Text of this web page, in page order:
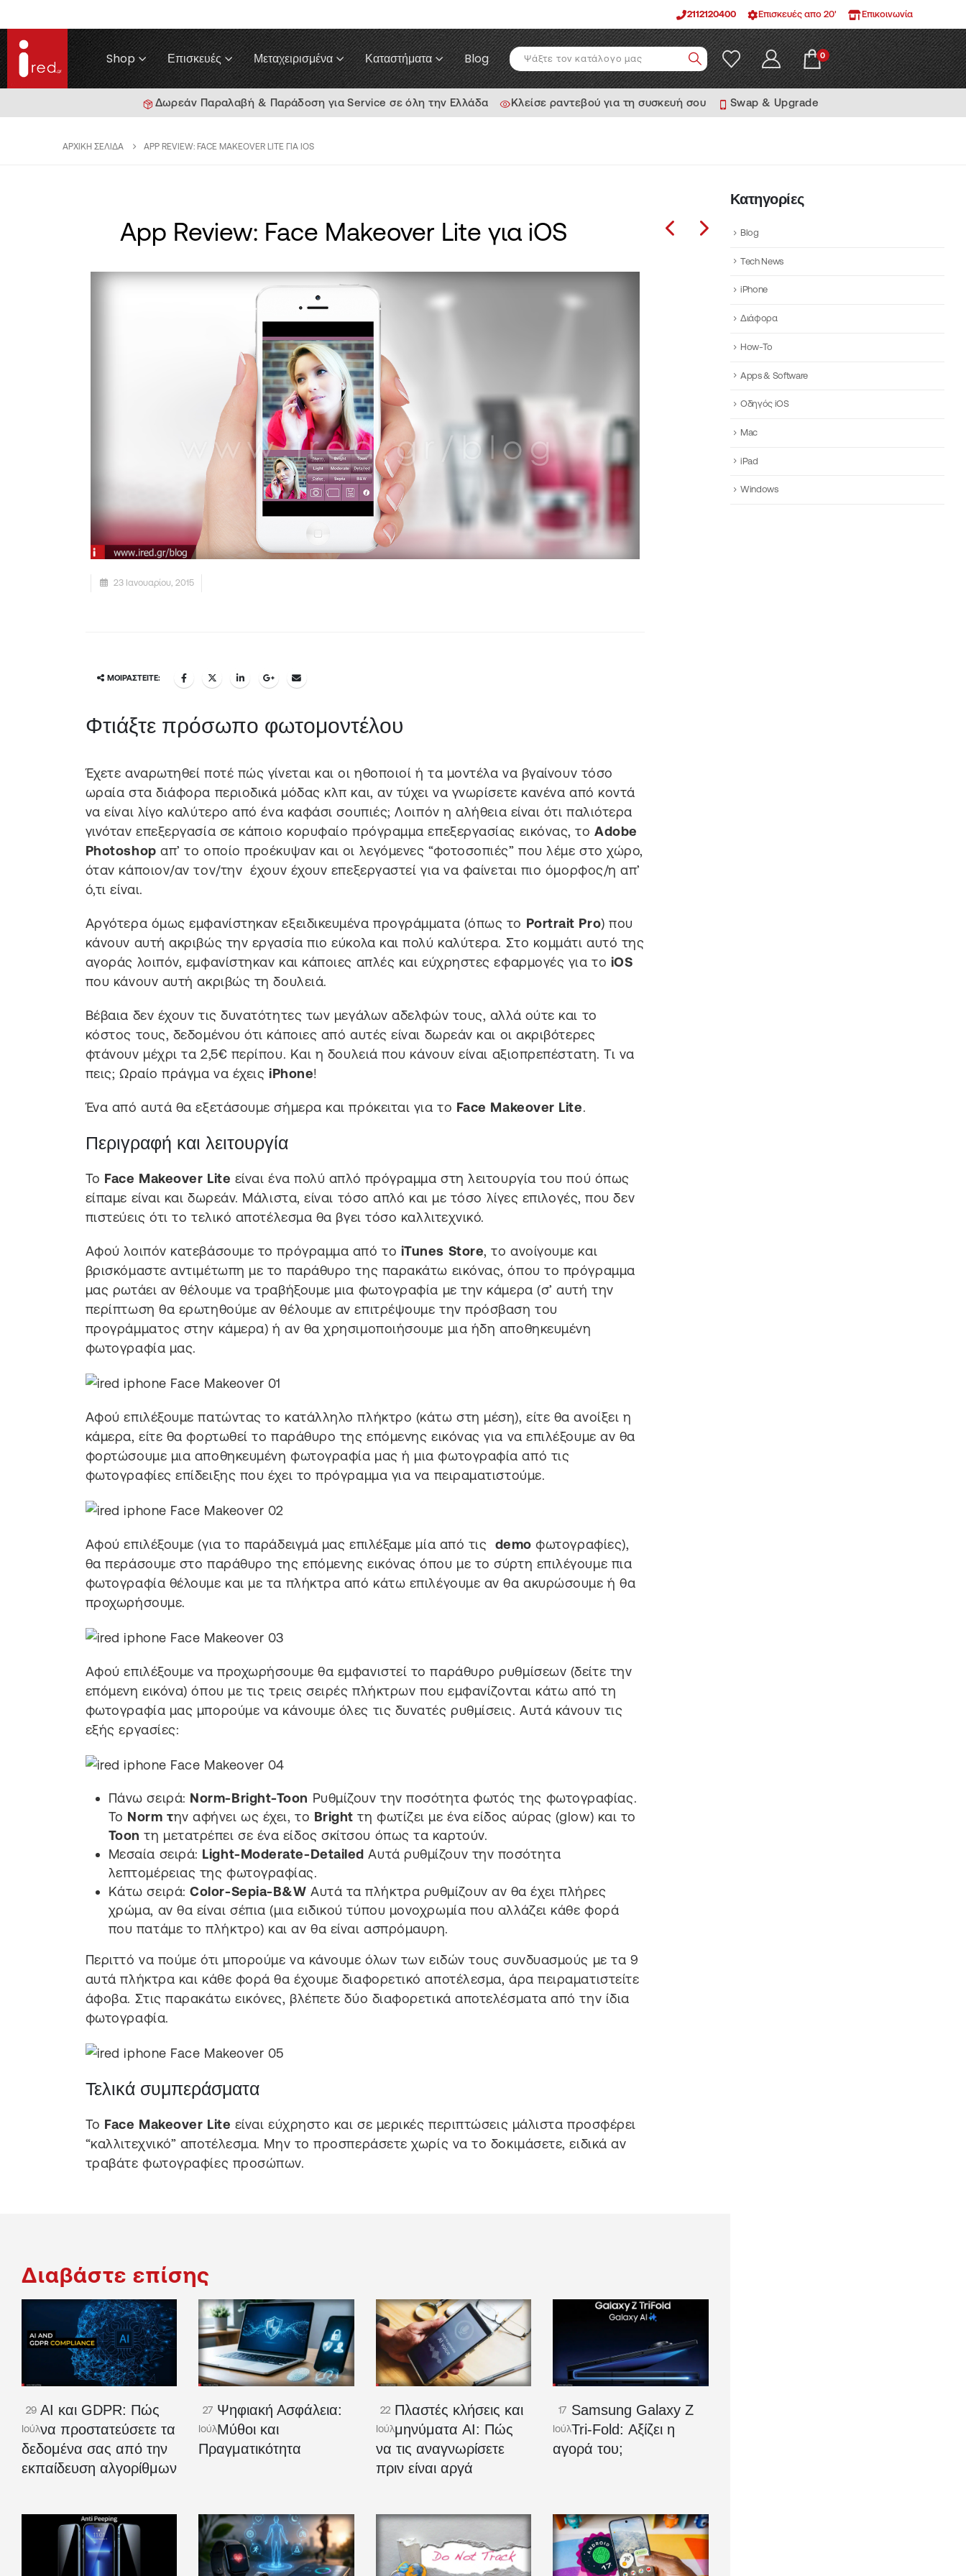
2112120400 Επισκευές απο 20' Επικοινωνία
Shop Επισκευές Μεταχειρισμένα Καταστήματα Blog 0
Δωρεάν Παραλαβή & Παράδοση για Service σε όλη την Ελλάδα Κλείσε ραντεβού για τη συσκευή σου Swap & Upgrade
ΑΡΧΙΚΉ ΣΕΛΊΔΑ APP REVIEW: FACE MAKEOVER LITE ΓΙΑ IOS
App Review: Face Makeover Lite για iOS
23 Ιανουαρίου, 2015
ΜΟΙΡΑΣΤΕΊΤΕ:
Φτιάξτε πρόσωπο φωτομοντέλου
Έχετε αναρωτηθεί ποτέ πώς γίνεται και οι ηθοποιοί ή τα μοντέλα να βγαίνουν τόσο
ωραία στα διάφορα περιοδικά μόδας κλπ και, αν τύχει να γνωρίσετε κανένα από κοντά
να είναι λίγο καλύτερο από ένα καφάσι σουπιές; Λοιπόν η αλήθεια είναι ότι παλιότερα
γινόταν επεξεργασία σε κάποιο κορυφαίο πρόγραμμα επεξεργασίας εικόνας, τοAdobe
Photoshop απ’ το οποίο προέκυψαν και οι λεγόμενες “φοτοσοπιές” που λέμε στο χώρο,
όταν κάποιον/αν τον/την έχουν έχουν επεξεργαστεί για να φαίνεται πιο όμορφος/η απ’
ό,τι είναι.
Αργότερα όμως εμφανίστηκαν εξειδικευμένα προγράμματα (όπως το Portrait Pro) που
κάνουν αυτή ακριβώς την εργασία πιο εύκολα και πολύ καλύτερα. Στο κομμάτι αυτό της
αγοράς λοιπόν, εμφανίστηκαν και κάποιες απλές και εύχρηστες εφαρμογές για το iOS
που κάνουν αυτή ακριβώς τη δουλειά.
Βέβαια δεν έχουν τις δυνατότητες των μεγάλων αδελφών τους, αλλά ούτε και το
κόστος τους, δεδομένου ότι κάποιες από αυτές είναι δωρεάν και οι ακριβότερες
φτάνουν μέχρι τα 2,5€ περίπου. Και η δουλειά που κάνουν είναι αξιοπρεπέστατη. Τι να
πεις; Ωραίο πράγμα να έχεις iPhone!
Ένα από αυτά θα εξετάσουμε σήμερα και πρόκειται για το Face Makeover Lite.
Περιγραφή και λειτουργία
Το Face Makeover Lite είναι ένα πολύ απλό πρόγραμμα στη λειτουργία του πού όπως
είπαμε είναι και δωρεάν. Μάλιστα, είναι τόσο απλό και με τόσο λίγες επιλογές, που δεν
πιστεύεις ότι το τελικό αποτέλεσμα θα βγει τόσο καλλιτεχνικό.
Αφού λοιπόν κατεβάσουμε το πρόγραμμα από το iTunes Store, το ανοίγουμε και
βρισκόμαστε αντιμέτωπη με το παράθυρο της παρακάτω εικόνας, όπου το πρόγραμμα
μας ρωτάει αν θέλουμε να τραβήξουμε μια φωτογραφία με την κάμερα (σ’ αυτή την
περίπτωση θα ερωτηθούμε αν θέλουμε αν επιτρέψουμε την πρόσβαση του
προγράμματος στην κάμερα) ή αν θα χρησιμοποιήσουμε μια ήδη αποθηκευμένη
φωτογραφία μας.
Αφού επιλέξουμε πατώντας το κατάλληλο πλήκτρο (κάτω στη μέση), είτε θα ανοίξει η
κάμερα, είτε θα φορτωθεί το παράθυρο της επόμενης εικόνας για να επιλέξουμε αν θα
φορτώσουμε μια αποθηκευμένη φωτογραφία μας ή μια φωτογραφία από τις
φωτογραφίες επίδειξης που έχει το πρόγραμμα για να πειραματιστούμε.
Αφού επιλέξουμε (για το παράδειγμά μας επιλέξαμε μία από τις demo φωτογραφίες),
θα περάσουμε στο παράθυρο της επόμενης εικόνας όπου με το σύρτη επιλέγουμε πια
φωτογραφία θέλουμε και με τα πλήκτρα από κάτω επιλέγουμε αν θα ακυρώσουμε ή θα
προχωρήσουμε.
Αφού επιλέξουμε να προχωρήσουμε θα εμφανιστεί το παράθυρο ρυθμίσεων (δείτε την
επόμενη εικόνα) όπου με τις τρεις σειρές πλήκτρων που εμφανίζονται κάτω από τη
φωτογραφία μας μπορούμε να κάνουμε όλες τις δυνατές ρυθμίσεις. Αυτά κάνουν τις
εξής εργασίες:
Πάνω σειρά: Norm-Bright-Toon Ρυθμίζουν την ποσότητα φωτός της φωτογραφίας.
Το Norm την αφήνει ως έχει, το Bright τη φωτίζει με ένα είδος αύρας (glow) και το
Toon τη μετατρέπει σε ένα είδος σκίτσου όπως τα καρτούν.
Μεσαία σειρά: Light-Moderate-Detailed Αυτά ρυθμίζουν την ποσότητα
λεπτομέρειας της φωτογραφίας.
Κάτω σειρά:Color-Sepia-B&W Αυτά τα πλήκτρα ρυθμίζουν αν θα έχει πλήρες
χρώμα, αν θα είναι σέπια (μια ειδικού τύπου μονοχρωμία που αλλάζει κάθε φορά
που πατάμε το πλήκτρο) και αν θα είναι ασπρόμαυρη.
Περιττό να πούμε ότι μπορούμε να κάνουμε όλων των ειδών τους συνδυασμούς με τα 9
αυτά πλήκτρα και κάθε φορά θα έχουμε διαφορετικό αποτέλεσμα, άρα πειραματιστείτε
άφοβα. Στις παρακάτω εικόνες, βλέπετε δύο διαφορετικά αποτελέσματα από την ίδια
φωτογραφία.
Τελικά συμπεράσματα
To Face Makeover Lite είναι εύχρηστο και σε μερικές περιπτώσεις μάλιστα προσφέρει
“καλλιτεχνικό” αποτέλεσμα. Μην το προσπεράσετε χωρίς να το δοκιμάσετε, ειδικά αν
τραβάτε φωτογραφίες προσώπων.
Διαβάστε επίσης
29
Ιούλ
AI και GDPR: Πώς
να προστατεύσετε τα
δεδομένα σας από την
εκπαίδευση αλγορίθμων
27
Ιούλ
Ψηφιακή Ασφάλεια:
Μύθοι και
Πραγματικότητα
22
Ιούλ
Πλαστές κλήσεις και
μηνύματα AI: Πώς
να τις αναγνωρίσετε
πριν είναι αργά
17
Ιούλ
Samsung Galaxy Z
Tri-Fold: Αξίζει η
αγορά του;
Κατηγορίες
Blog
Tech News
iPhone
Διάφορα
How-To
Apps & Software
Οδηγός iOS
Mac
iPad
Windows